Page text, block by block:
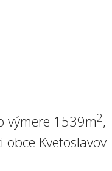
výmere 1539m2,
obce Kvetoslavov